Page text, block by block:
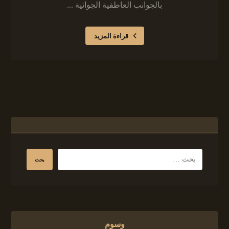
بالجوانب العاطفية الجوانية ...
قراءة المزيد
وسوم